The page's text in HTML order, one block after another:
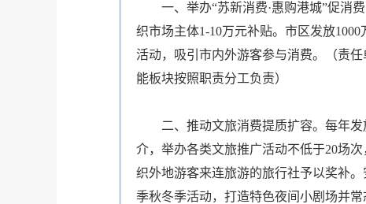
一、举办“苏新消费·惠购港城”促消
织市场主体1-10万元补贴。市区发放
活动，吸引市内外游客参与消费。（责
能板块按照职责分工负责）
二、推动文旅消费提质扩容。每年
介，举办各类文旅推广活动不低于20场
织外地游客来连旅游的旅行社予以奖补
季秋冬季活动，打造特色夜间小剧场并